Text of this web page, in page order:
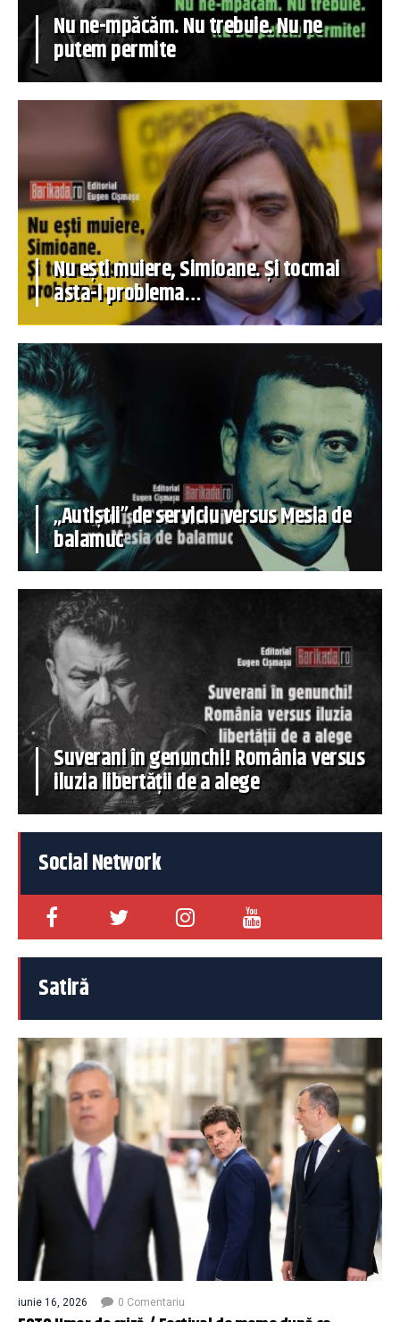
Nu ne-mpăcăm. Nu trebuie. Nu ne
putem permite
Nu ești muiere, Simioane. Și tocmai
asta-i problema…
„Autiștii” de serviciu versus Mesia de
balamuc
Suverani în genunchi! România versus
iluzia libertății de a alege
Social Network
Satiră
iunie 16, 2026 0 Comentariu